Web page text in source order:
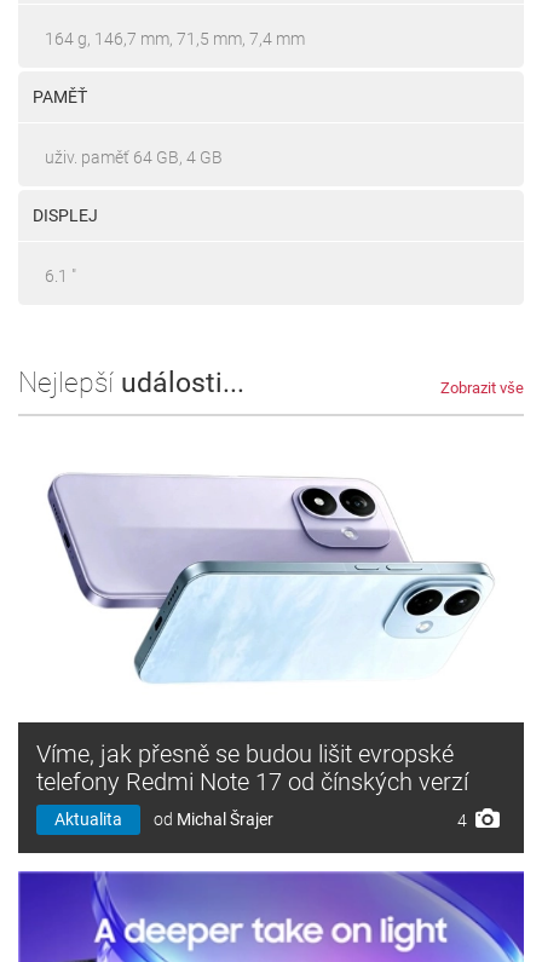
164 g, 146,7 mm, 71,5 mm, 7,4 mm
PAMĚŤ
uživ. paměť 64 GB, 4 GB
DISPLEJ
6.1 "
Nejlepší události... Zobrazit vše
Víme, jak přesně se budou lišit evropské
telefony Redmi Note 17 od čínských verzí
Aktualita od Michal Šrajer 4